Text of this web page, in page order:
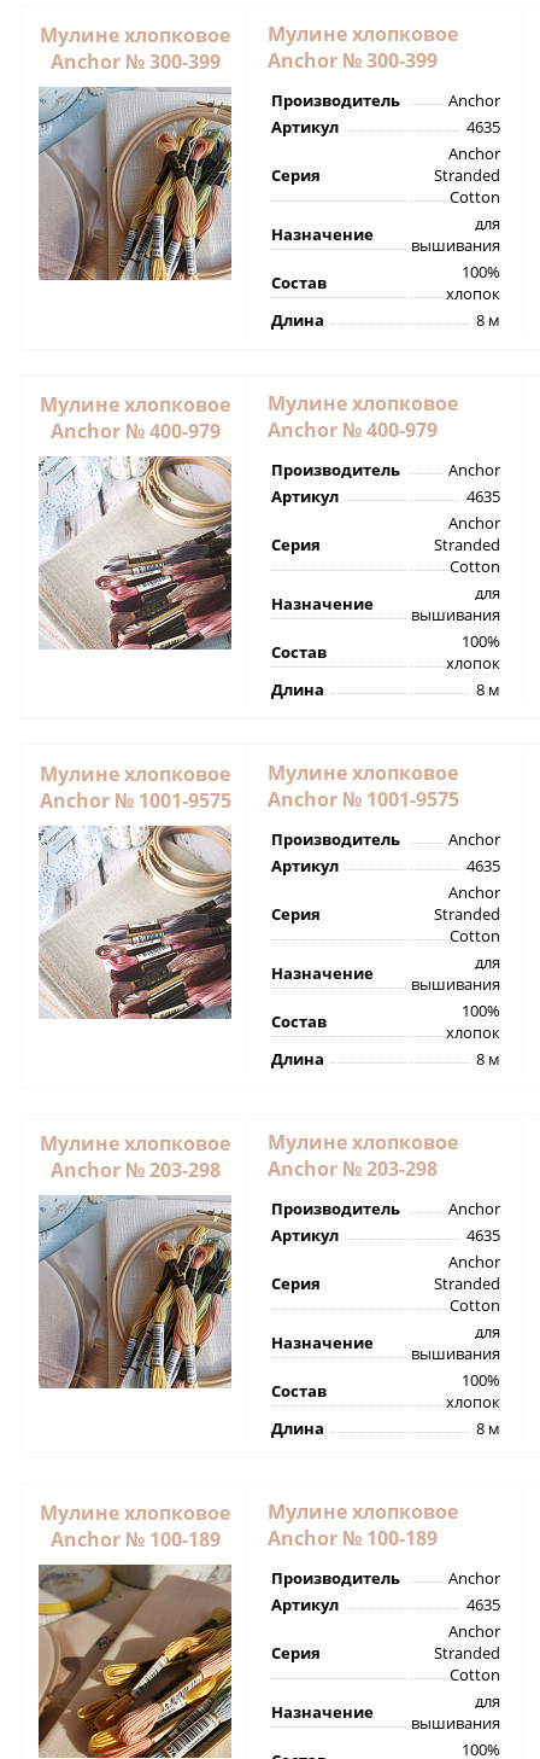
Мулине хлопковое
Anchor № 300-399
Мулине хлопковое
Anchor № 300-399
Производитель
Anchor
Артикул
4635
Серия
Anchor
Stranded
Cotton
Назначение
для
вышивания
Состав
100%
хлопок
Длина
8 м
Мулине хлопковое
Anchor № 400-979
Мулине хлопковое
Anchor № 400-979
Производитель
Anchor
Артикул
4635
Серия
Anchor
Stranded
Cotton
Назначение
для
вышивания
Состав
100%
хлопок
Длина
8 м
Мулине хлопковое
Anchor № 1001-9575
Мулине хлопковое
Anchor № 1001-9575
Производитель
Anchor
Артикул
4635
Серия
Anchor
Stranded
Cotton
Назначение
для
вышивания
Состав
100%
хлопок
Длина
8 м
Мулине хлопковое
Anchor № 203-298
Мулине хлопковое
Anchor № 203-298
Производитель
Anchor
Артикул
4635
Серия
Anchor
Stranded
Cotton
Назначение
для
вышивания
Состав
100%
хлопок
Длина
8 м
Мулине хлопковое
Anchor № 100-189
Мулине хлопковое
Anchor № 100-189
Производитель
Anchor
Артикул
4635
Серия
Anchor
Stranded
Cotton
Назначение
для
вышивания
100%